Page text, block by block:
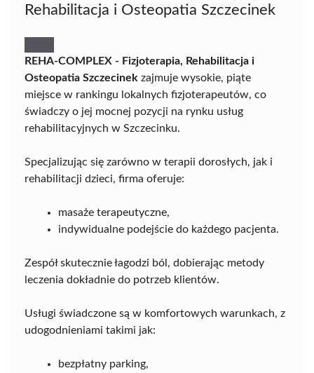
Rehabilitacja i Osteopatia Szczecinek
REHA-COMPLEX - Fizjoterapia, Rehabilitacja i
Osteopatia Szczecinek zajmuje wysokie, piąte
miejsce w rankingu lokalnych fizjoterapeutów, co
świadczy o jej mocnej pozycji na rynku usług
rehabilitacyjnych w Szczecinku.
Specjalizując się zarówno w terapii dorosłych, jak i
rehabilitacji dzieci, firma oferuje:
masaże terapeutyczne,
indywidualne podejście do każdego pacjenta.
Zespół skutecznie łagodzi ból, dobierając metody
leczenia dokładnie do potrzeb klientów.
Usługi świadczone są w komfortowych warunkach, z
udogodnieniami takimi jak:
bezpłatny parking,